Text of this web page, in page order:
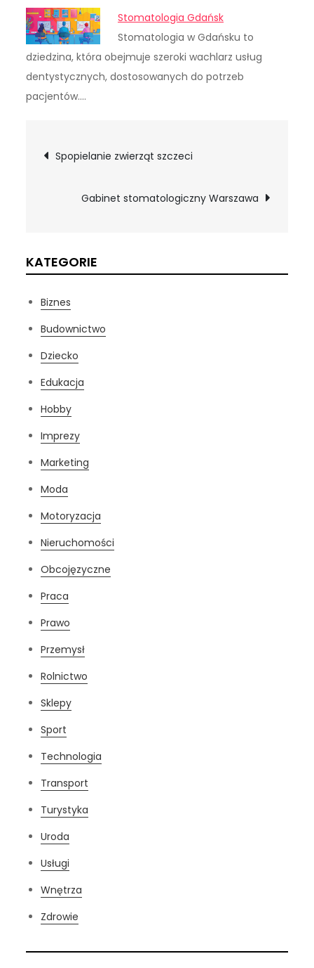
Stomatologia Gdańsk
Stomatologia w Gdańsku to
dziedzina, która obejmuje szeroki wachlarz usług
dentystycznych, dostosowanych do potrzeb
pacjentów.…
Nawigacja
wpisu
Spopielanie zwierząt szczeci
Gabinet stomatologiczny Warszawa
KATEGORIE
Biznes
Budownictwo
Dziecko
Edukacja
Hobby
Imprezy
Marketing
Moda
Motoryzacja
Nieruchomości
Obcojęzyczne
Praca
Prawo
Przemysł
Rolnictwo
Sklepy
Sport
Technologia
Transport
Turystyka
Uroda
Usługi
Wnętrza
Zdrowie